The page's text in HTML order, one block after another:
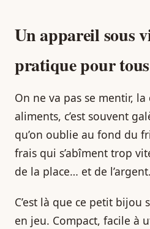
Un appareil sous
pratique pour
On ne va pas se mentir,
aliments, c’est souvent
qu’on oublie au fond du
frais qui s’abîment trop
de la place… et de l’argent.
C’est là que ce petit bijou
en jeu. Compact, facile à